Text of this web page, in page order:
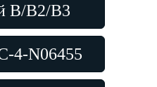
B/B2/B3
4-N06455